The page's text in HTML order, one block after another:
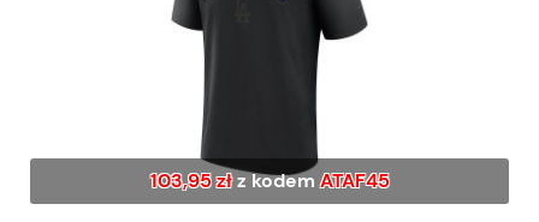
103,95 złz kodemATAF45